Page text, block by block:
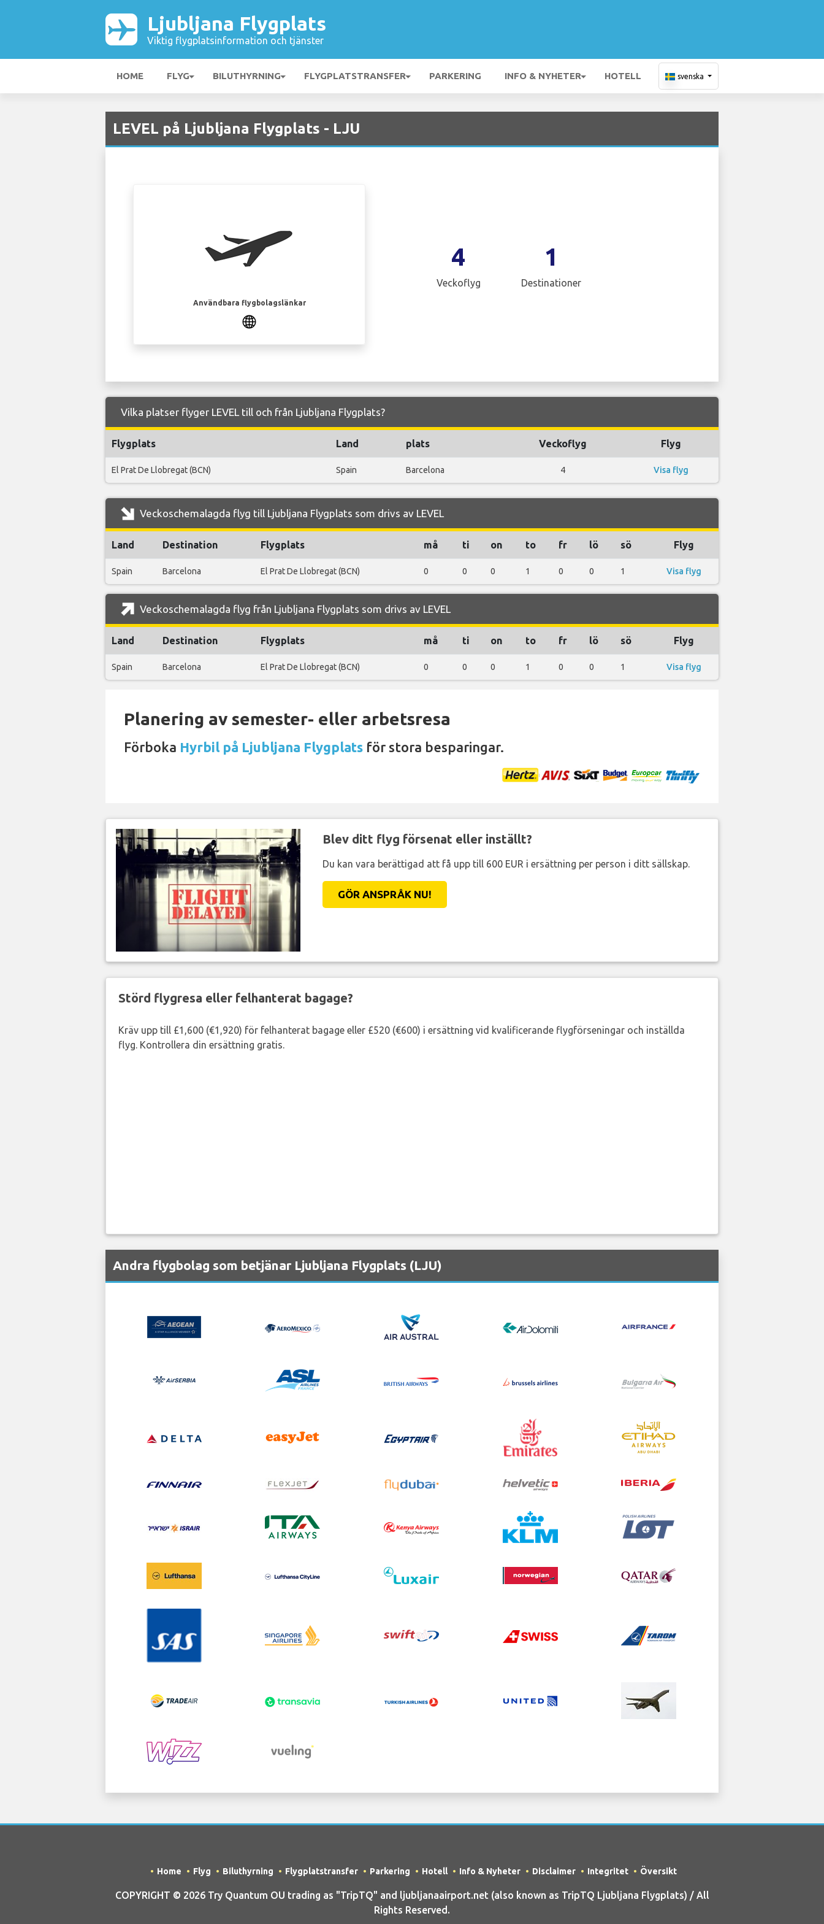
Ljubljana Flygplats
Viktig flygplatsinformation och tjänster
HOME FLYG BILUTHYRNING FLYGPLATSTRANSFER PARKERING INFO & NYHETER HOTELL svenska
LEVEL på Ljubljana Flygplats - LJU
Användbara flygbolagslänkar
4
Veckoflyg
1
Destinationer
Vilka platser flyger LEVEL till och från Ljubljana Flygplats?
Flygplats Land plats Veckoflyg Flyg
El Prat De Llobregat (BCN) Spain Barcelona 4 Visa flyg
Veckoschemalagda flyg till Ljubljana Flygplats som drivs av LEVEL
Land Destination Flygplats må ti on to fr lö sö Flyg
Spain Barcelona El Prat De Llobregat (BCN) 0 0 0 1 0 0 1 Visa flyg
Veckoschemalagda flyg från Ljubljana Flygplats som drivs av LEVEL
Land Destination Flygplats må ti on to fr lö sö Flyg
Spain Barcelona El Prat De Llobregat (BCN) 0 0 0 1 0 0 1 Visa flyg
Planering av semester- eller arbetsresa
Förboka Hyrbil på Ljubljana Flygplats för stora besparingar.
Blev ditt flyg försenat eller inställt?
Du kan vara berättigad att få upp till 600 EUR i ersättning per person i ditt sällskap.
GÖR ANSPRÅK NU!
Störd flygresa eller felhanterat bagage?
Kräv upp till £1,600 (€1,920) för felhanterat bagage eller £520 (€600) i ersättning vid kvalificerande flygförseningar och inställda
flyg. Kontrollera din ersättning gratis.
Andra flygbolag som betjänar Ljubljana Flygplats (LJU)
Home Flyg Biluthyrning Flygplatstransfer Parkering Hotell Info & Nyheter Disclaimer Integritet Översikt
COPYRIGHT © 2026 Try Quantum OU trading as "TripTQ" and ljubljanaairport.net (also known as TripTQ Ljubljana Flygplats) / All
Rights Reserved.